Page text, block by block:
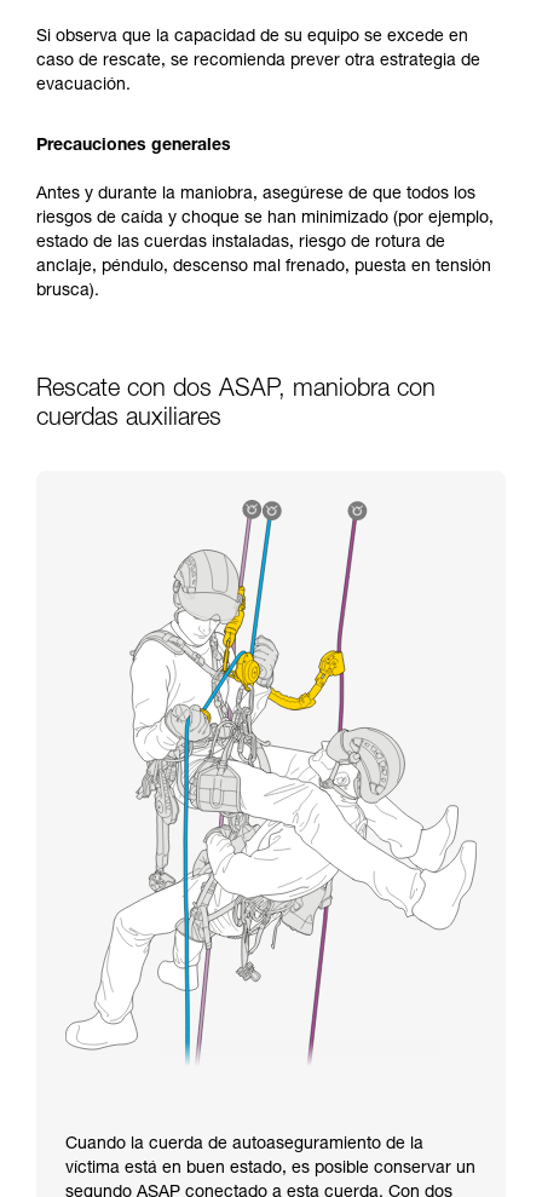
Si observa que la capacidad de su equipo se excede en
caso de rescate, se recomienda prever otra estrategia de
evacuación.
Precauciones generales
Antes y durante la maniobra, asegúrese de que todos los
riesgos de caída y choque se han minimizado (por ejemplo,
estado de las cuerdas instaladas, riesgo de rotura de
anclaje, péndulo, descenso mal frenado, puesta en tensión
brusca).
Rescate con dos ASAP, maniobra con
cuerdas auxiliares
Cuando la cuerda de autoaseguramiento de la
víctima está en buen estado, es posible conservar un